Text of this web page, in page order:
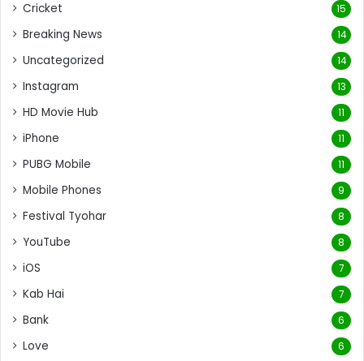
Cricket 15
Breaking News 14
Uncategorized 14
Instagram 13
HD Movie Hub 11
iPhone 11
PUBG Mobile 11
Mobile Phones 9
Festival Tyohar 8
YouTube 8
iOS 7
Kab Hai 7
Bank 6
Love 6